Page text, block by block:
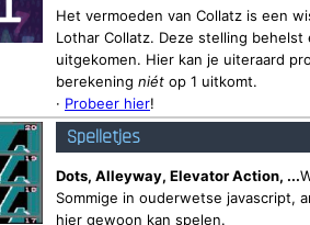
Het vermoeden van Collatz is een
Lothar Collatz. Deze stelling
uitgekomen. Hier kan je uiteraard
berekening niét op 1 uitkomt.
· Probeer hier!
Spelletjes
Dots, Alleyway, Elevator Action, ...
Sommige in ouderwetse javascript,
hier gewoon kan spelen.